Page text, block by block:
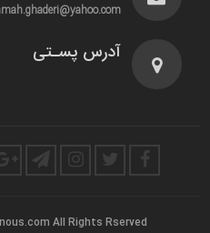
آدرس پسـتی
All Rights Rserved